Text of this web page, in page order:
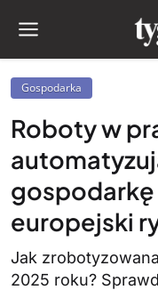
Gospodarka
Roboty w
gospodarkę
europejski
Jak
2025 roku?